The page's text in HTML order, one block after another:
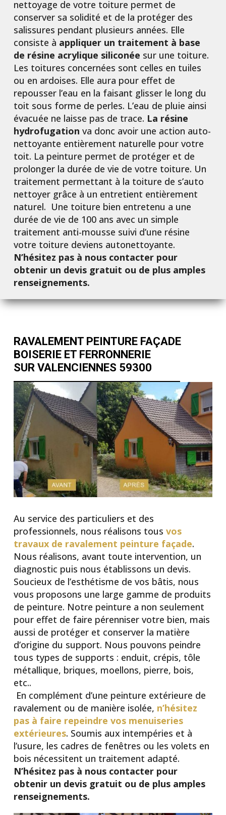
nettoyage de votre toiture permet de
conserver sa solidité et de la protéger des
salissures pendant plusieurs années. Elle
consiste à appliquer un traitement à base
de résine acrylique siliconée sur une toiture.
Les toitures concernées sont celles en tuiles
ou en ardoises. Elle aura pour effet de
repousser l’eau en la faisant glisser le long du
toit sous forme de perles. L’eau de pluie ainsi
évacuée ne laisse pas de trace. La résine
hydrofugation va donc avoir une action auto-
nettoyante entièrement naturelle pour votre
toit. La peinture permet de protéger et de
prolonger la durée de vie de votre toiture. Un
traitement permettant à la toiture de s’auto
nettoyer grâce à un entretient entièrement
naturel. Une toiture bien entretenu a une
durée de vie de 100 ans avec un simple
traitement anti-mousse suivi d’une résine
votre toiture deviens autonettoyante.
N’hésitez pas à nous contacter pour
obtenir un devis gratuit ou de plus amples
renseignements.
RAVALEMENT PEINTURE FAÇADE
BOISERIE ET FERRONNERIE
SUR VALENCIENNES 59300
Au service des particuliers et des
professionnels, nous réalisons tous vos
travaux de ravalement peinture façade.
Nous réalisons, avant toute intervention, un
diagnostic puis nous établissons un devis.
Soucieux de l’esthétisme de vos bâtis, nous
vous proposons une large gamme de produits
de peinture. Notre peinture a non seulement
pour effet de faire pérenniser votre bien, mais
aussi de protéger et conserver la matière
d’origine du support. Nous pouvons peindre
tous types de supports : enduit, crépis, tôle
métallique, briques, moellons, pierre, bois,
etc..
En complément d’une peinture extérieure de
ravalement ou de manière isolée, n’hésitez
pas à faire repeindre vos menuiseries
extérieures. Soumis aux intempéries et à
l’usure, les cadres de fenêtres ou les volets en
bois nécessitent un traitement adapté.
N’hésitez pas à nous contacter pour
obtenir un devis gratuit ou de plus amples
renseignements.